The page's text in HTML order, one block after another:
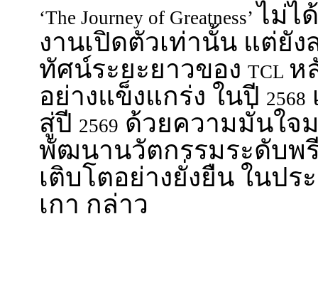
‘The Journey of Greatness’ ไม่ไ
งานเปิดตัวเท่านั้น แต่ยั
ทัศน์ระยะยาวของ TCL ห
อย่างแข็งแกร่ง ในปี 2568
สู่ปี 2569 ด้วยความมั่นใจ
พัฒนานวัตกรรมระดับพ
เติบโตอย่างยั่งยืน ในปร
เกา กล่าว